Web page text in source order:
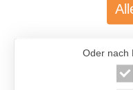
Über
mit über
Oder nach